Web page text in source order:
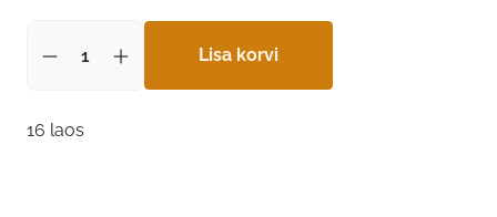
oli:
25,99 €.
on:
20,79 €.
Lisa korvi
16 laos